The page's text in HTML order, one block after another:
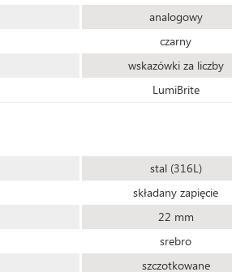
analogowy
czarny
wskazówki za liczby
LumiBrite
stal (316L)
składany zapięcie
22 mm
srebro
szczotkowane